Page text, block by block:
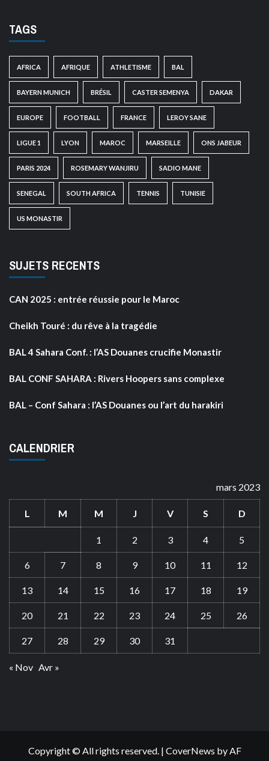
TAGS
AFRICA AFRIQUE ATHLETISME BAL
BAYERN MUNICH BRÉSIL CASTER SEMENYA DAKAR
EUROPE FOOTBALL FRANCE LEROY SANE
LIGUE 1 LYON MAROC MARSEILLE ONS JABEUR
PARIS 2024 ROSEMARY WANJIRU SADIO MANE
SENEGAL SOUTH AFRICA TENNIS TUNISIE
US MONASTIR
SUJETS RECENTS
CAN 2025 : entrée réussie pour le Maroc
Cheikh Touré : du rêve à la tragédie
BAL 4 Sahara Conf. : l’AS Douanes crucifie Monastir
BAL CONF SAHARA : Rivers Hoopers sans complexe
BAL – Conf Sahara : l’AS Douanes ou l’art du harakiri
CALENDRIER
mars 2023
L M M J V S D
1 2 3 4 5
6 7 8 9 10 11 12
13 14 15 16 17 18 19
20 21 22 23 24 25 26
27 28 29 30 31
« Nov Avr »
Copyright © All rights reserved. | CoverNews by AF